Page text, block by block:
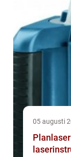
05 augusti
Planlaser så väljer du rätt